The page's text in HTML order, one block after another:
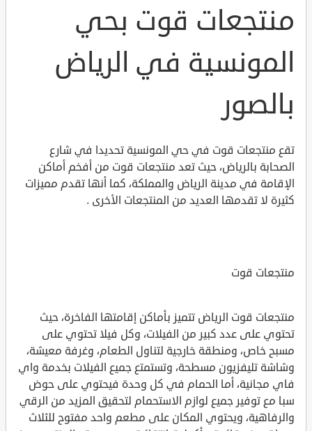
منتجعات قوت بحي
المونسية في الرياض
بالصور
تقع منتجعات قوت في حي المونسية تحديدا في شارع
الصحابة بالرياض، حيث تعد منتجعات قوت من أفخم أماكن
الإقامة في مدينة الرياض والمملكة، كما أنها تقدم مميزات
كثيرة لا تقدمها العديد من المنتجعات الأخرى .
منتجعات قوت
منتجعات قوت الرياض تتميز بأماكن إقامتها الفاخرة، حيث
تحتوي على عدد كبير من الفيلات، وكل فيلا تحتوي على
مسبح خاص، ومنطقة خارجية لتناول الطعام، وغرفة معيشة،
وشاشة تليفزيون مسطحة، وتستمتع جميع الفيلات بخدمة واي
فاي مجانية، أما الحمام في كل وحدة فيحتوي على حوض
سبا مع توفير جميع لوازم الاستحمام لتحقيق المزيد من الرقي
والرفاهية، ويحتوي المكان على مطعم واحد مفتوح للثلاث